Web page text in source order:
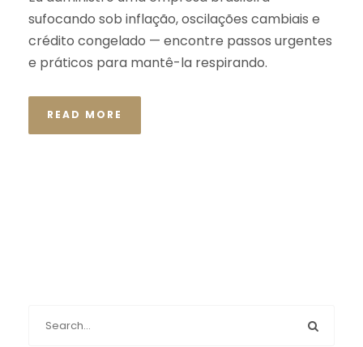
sufocando sob inflação, oscilações cambiais e
crédito congelado — encontre passos urgentes
e práticos para mantê-la respirando.
READ MORE